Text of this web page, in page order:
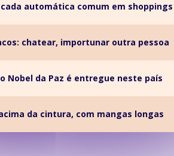
automática comum em shoppings
chatear, importunar outra pessoa
Nobel da Paz é entregue neste país
da cintura, com mangas longas